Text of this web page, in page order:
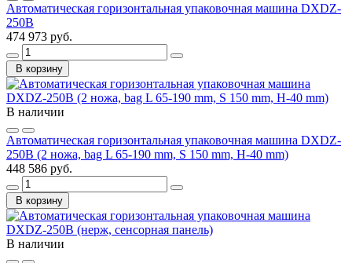
Автоматическая горизонтальная упаковочная машина DXDZ-
250B
474 973 руб.
В корзину
В наличии
Автоматическая горизонтальная упаковочная машина DXDZ-
250B (2 ножа, bag L 65-190 mm, S 150 mm, H-40 mm)
448 586 руб.
В корзину
В наличии